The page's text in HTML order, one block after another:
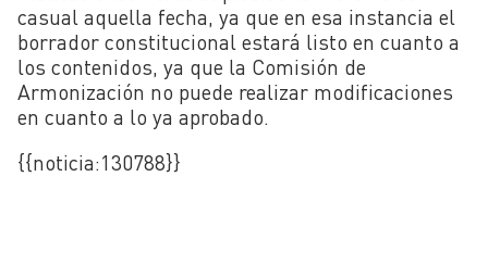
casual aquella fecha, ya que en esa instancia el
borrador constitucional estará listo en cuanto a
los contenidos, ya que la Comisión de
Armonización no puede realizar modificaciones
en cuanto a lo ya aprobado.
{{noticia:130788}}